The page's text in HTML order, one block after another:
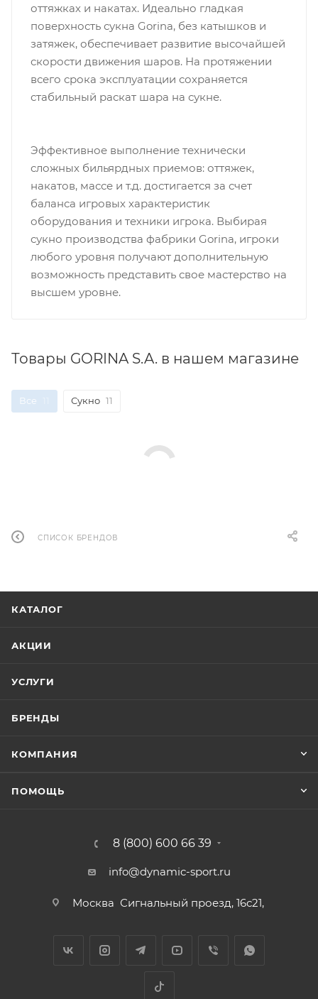
оттяжках и накатах. Идеально гладкая
поверхность сукна Gorina, без катышков и
затяжек, обеспечивает развитие высочайшей
скорости движения шаров. На протяжении
всего срока эксплуатации сохраняется
стабильный раскат шара на сукне.
Эффективное выполнение технически
сложных бильярдных приемов: оттяжек,
накатов, массе и т.д. достигается за счет
баланса игровых характеристик
оборудования и техники игрока. Выбирая
сукно производства фабрики Gorina, игроки
любого уровня получают дополнительную
возможность представить свое мастерство на
высшем уровне.
Товары GORINA S.A. в нашем магазине
Все Сукно 11
СПИСОК БРЕНДОВ
КАТАЛОГ
АКЦИИ
УСЛУГИ
БРЕНДЫ
КОМПАНИЯ
ПОМОЩЬ
8 (800) 600 66 39
info@dynamic-sport.ru
Москва Сигнальный проезд, 16с21,